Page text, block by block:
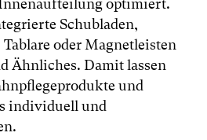
optimiert.
Schubladen,
oder Magnetleisten
Ähnliches. Damit lassen
und
individuell und